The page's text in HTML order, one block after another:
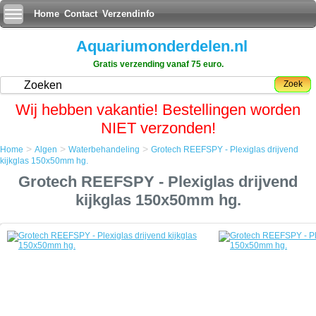
Home Contact Verzendinfo
Aquariumonderdelen.nl
Gratis verzending vanaf 75 euro.
Zoek
Wij hebben vakantie! Bestellingen worden
NIET verzonden!
Home
Waterbehandeling
Grotech REEFSPY - Plexiglas drijvend kijkglas 150x50mm hg.
Kristalhelder drijvend kijkglas voor aquaria en tanks. Krijg een levendig
Home > Algen > Waterbehandeling > Grotech REEFSPY - Plexiglas drijvend
kijkglas 150x50mm hg.
Grotech REEFSPY - Plexiglas drijvend
kijkglas 150x50mm hg.